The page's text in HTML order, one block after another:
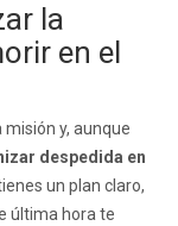
la
en el
y, aunque
despedida en
un plan claro,
última hora te